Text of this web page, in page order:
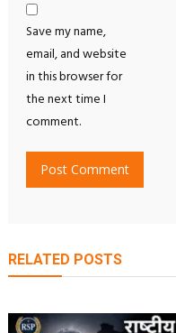
Save my name,
email, and website
in this browser for
the next time I
comment.
RELATED POSTS